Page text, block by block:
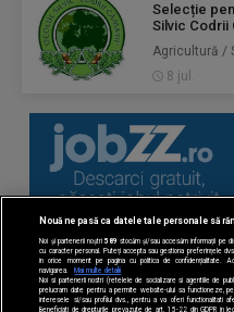
Selecție
Silvic Codrii
Agricultură /
8 jul.
Nouă ne pasă ca datele tale personale să
Noi și partenerii noștri 589 stocăm și/sau accesăm informații pe
cu caracter personal. Puteți accepta sau gestiona preferințele
în orice moment pe pagina cu politica de confidențialitate.
navigarea.
Mai multe detalii
Noi si partenerii nostri (retelele de socializare si agentiile de
prelucram date pentru a permite website-ului sa functioneze,
interesele si/sau profilul dvs., pentru a va oferi functionalitati
Beneficiati de drepturile prevazute de art. 15-22 din GDPR in